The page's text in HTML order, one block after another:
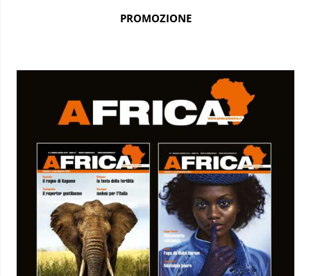
PROMOZIONE